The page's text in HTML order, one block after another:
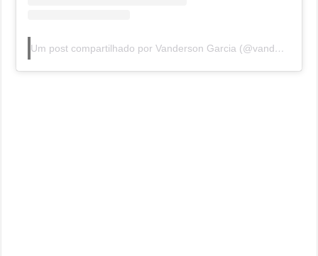
Um post compartilhado por Vanderson Garcia (@vandersongarcia_jornalista)